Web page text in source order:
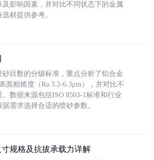
影响因素，并对比不同状态下的金属
材提供参考。
目数的分级标准，重点分析了铝合金
面粗糙度（Ra 3.2-6.3μm），并对比不
。数据来源包括ISO 8503-1标准和行业
需求选择合适的喷砂参数。
规格及抗拔承载力详解